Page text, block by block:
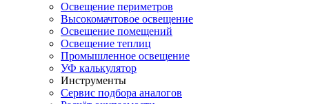
Освещение периметров
Высокомачтовое освещение
Освещение помещений
Освещение теплиц
Промышленное освещение
УФ калькулятор
Инструменты
Сервис подбора аналогов